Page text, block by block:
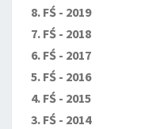
8. FŚ - 2019
7. FŚ - 2018
6. FŚ - 2017
5. FŚ - 2016
4. FŚ - 2015
3. FŚ - 2014